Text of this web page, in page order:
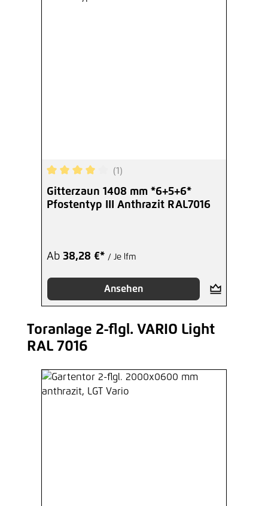
Durchschnittliche Bewertung von 4 von 5
(1)
Gitterzaun 1408 mm *6+5+6*
Pfostentyp III Anthrazit RAL7016
Ab 38,28 €* / Je lfm
Ansehen
Produktgalerie überspringen
Toranlage 2-flgl. VARIO Light
RAL 7016